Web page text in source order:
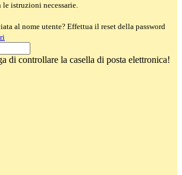
istruzioni necessarie.
al nome utente? Effettua il reset della password
di controllare la casella di posta elettronica!